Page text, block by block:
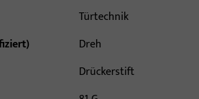
Türtechnik
Dreh
Drückerstift